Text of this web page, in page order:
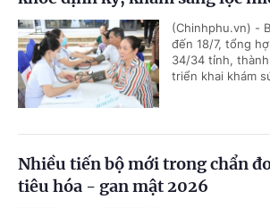
(Chinhphu.vn) -
đến 18/7, tổng
34/34 tỉnh,
triển khai khám
Nhiều tiến bộ mới trong chẩn
tiêu hóa - gan mật 2026